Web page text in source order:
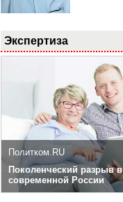
Экспертиза
Политком.RU
Поколенческий разрыв в
современной России